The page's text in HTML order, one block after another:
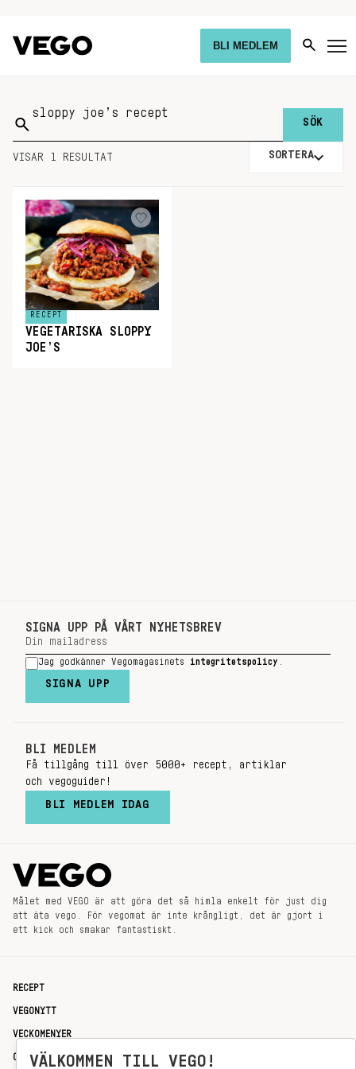
BLI MEDLEM
Sök
på:
VISAR 1 RESULTAT SORTERA
RECEPT
VEGETARISKA SLOPPY
JOE’S
SIGNA UPP PÅ VÅRT NYHETSBREV
Jag godkänner Vegomagasinets integritetspolicy
SIGNA UPP
BLI MEDLEM
Få tillgång till över 5000+ recept, artiklar
och vegoguider!
BLI MEDLEM IDAG
Målet med VEGO är att göra det så himla enkelt för just dig
att äta vego. För vegomat är inte krångligt, det är gjort i
ett kick och smakar fantastiskt.
RECEPT
VEGONYTT
VECKOMENYER
OM OSSVÄLKOMMEN TILL VEGO!